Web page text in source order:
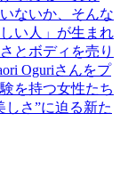
ないか、そんな
い人」が生まれ
とボディを売り
Oguriさんをプ
を持つ女性たち
さ”に迫る新た